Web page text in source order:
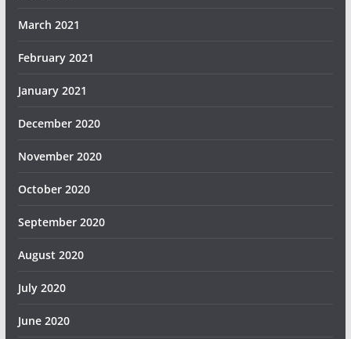
March 2021
February 2021
January 2021
December 2020
November 2020
October 2020
September 2020
August 2020
July 2020
June 2020